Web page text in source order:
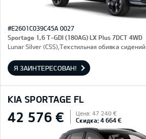
#E2601C039C45A 0027
Sportage 1,6 T-GDI (180AG) LX Plus 7DCT 4WD
Lunar Silver (CSS),Текстильная обивка сидений
Я ЗАИНТЕРЕСОВАН!
KIA SPORTAGE FL
42 576 € Цена: 47 240 €
Скидка: 4 664 €